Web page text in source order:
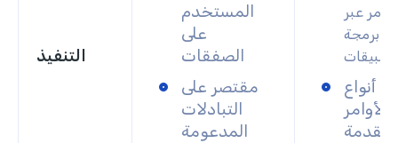
التنفيذ
المستخدم
على
الصفقات
مقتصر على
التبادلات
المدعومة
عبر
برمجة
أنواع
الأوامر